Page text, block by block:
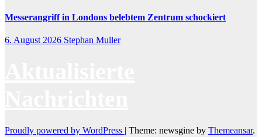
Messerangriff in Londons belebtem Zentrum schockiert
6. August 2026 Stephan Muller
Proudly powered by WordPress | Theme: newsgine by Themeansar.